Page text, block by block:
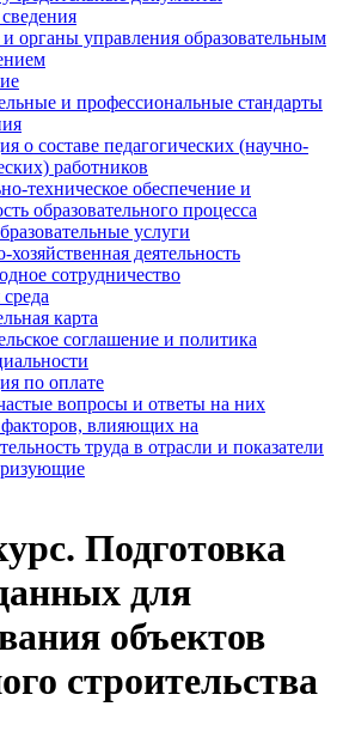
органы управления образовательным
и профессиональные стандарты
о составе педагогических (научно-
работников
техническое обеспечение и
образовательного процесса
услуги
деятельность
сотрудничество
карта
соглашение и политика
по оплате
вопросы и ответы на них
влияющих на
труда в отрасли и показатели
Подготовка
для
объектов
строительства